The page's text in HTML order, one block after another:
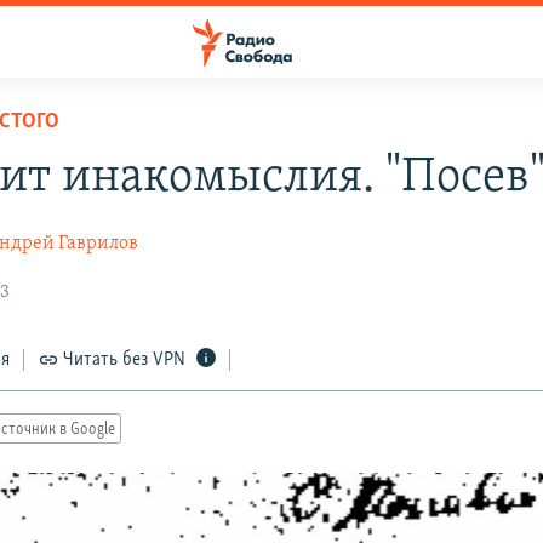
инакомыслия. "Посев"
Гаврилов
Читать без VPN
в Google